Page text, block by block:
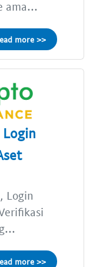
ama...
more >>
Login
more >>